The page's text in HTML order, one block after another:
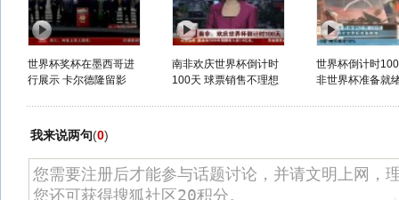
世界杯奖杯在墨西哥进
行展示 卡尔德隆留影
南非欢庆世界杯倒计时
100天 球票销售不理想
世界杯倒计时
非世界杯准备就
我来说两句(0)